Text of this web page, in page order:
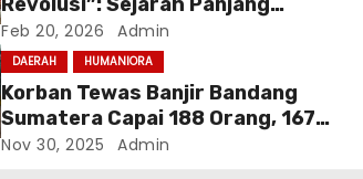
Akulturasi dalam Sebutir Telur
Asin Brebes
Feb 20, 2026 Admin
DAERAH HUMANIORA
Korban Tewas Banjir Bandang
Sumatera Capai 188 Orang, 167
Masih Hilang
Nov 30, 2025 Admin